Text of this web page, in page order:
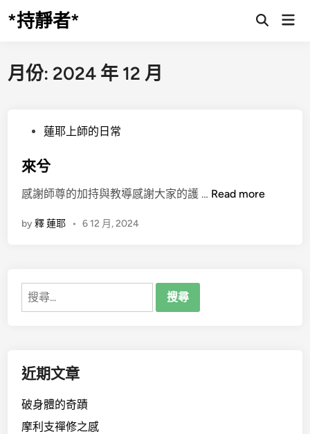
Skip
to*持靜者*
Open
月份: 2024 年 12 月
s
e
i
蓮耶上師的日常
來兮
感謝師尊的加持與教導感謝大家的護 … 來
Read more
by釋 蓮耶 • 6 12 月, 2024
搜
尋
近期文章
破身體的奇蹟
摩利支禪修之感